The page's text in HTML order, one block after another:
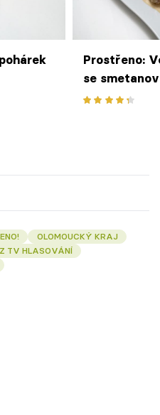
Prostřeno:
se
omáčkou a
OLOMOUCKÝ KRAJ
TV HLASOVÁNÍ